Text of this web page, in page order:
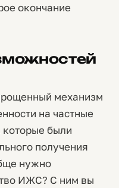
окончание
механизм
на частные
были
получения
нужно
ИЖС? С ним вы